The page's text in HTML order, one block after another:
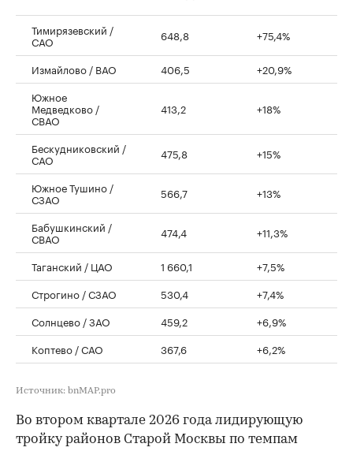
Тимирязевский /
САО 648,8 +75,4%
Измайлово / ВАО 406,5
+20,9%
Южное
Медведково /
СВАО
413,2 +18%
Бескудниковский /
САО 475,8 +15%
Южное Тушино /
СЗАО 566,7 +13%
Бабушкинский /
СВАО 474,4 +11,3%
Таганский / ЦАО 1 660,1
+7,5%
Строгино / СЗАО
530,4
+7,4%
Солнцево / ЗАО
459,2
+6,9%
Коптево / САО
367,6 +6,2%
Источник: bnMAP.pro
Во втором квартале 2026 года лидирующую
тройку районов Старой Москвы по темпам